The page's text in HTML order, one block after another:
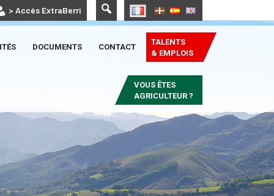
> Accès ExtraBerri
DOCUMENTS CONTACT
TALENTS
& EMPLOIS
VOUS ÊTES
AGRICULTEUR ?